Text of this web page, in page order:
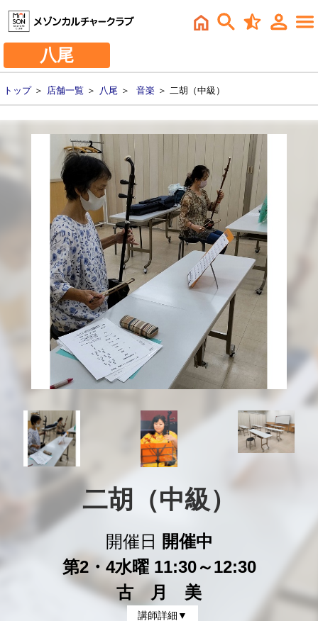
八尾
トップ＞ 店舗一覧 ＞ 八尾 ＞ 音楽 ＞ 二胡（中級）
二胡（中級）
開催日
開催中
第2・4水曜 11:30～12:30
古 月 美
講師詳細▼